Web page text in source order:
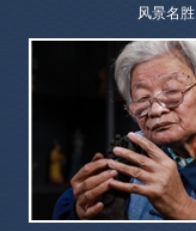
风景名胜